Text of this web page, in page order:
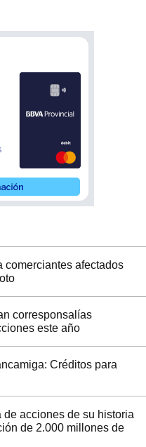
comerciantes afectados
corresponsalías
este año
Créditos para
de acciones de su historia
de 2.000 millones de